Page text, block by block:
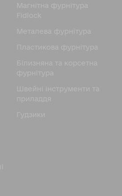
Магнітна фурнітура
Fidlock
Металева фурнітура
Пластикова фурнітура
Білизняна та корсетна
фурнітура
Швейні інструменти та
приладдя
Гудзики